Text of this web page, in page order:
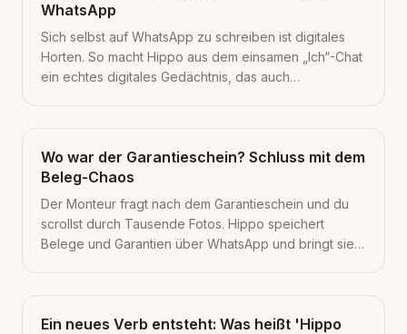
WhatsApp
Sich selbst auf WhatsApp zu schreiben ist digitales
Horten. So macht Hippo aus dem einsamen „Ich“-Chat
ein echtes digitales Gedächtnis, das auch
Wo war der Garantieschein? Schluss mit dem
Beleg-Chaos
Der Monteur fragt nach dem Garantieschein und du
scrollst durch Tausende Fotos. Hippo speichert
Belege und Garantien über WhatsApp und bringt sie
Ein neues Verb entsteht: Was heißt 'Hippo